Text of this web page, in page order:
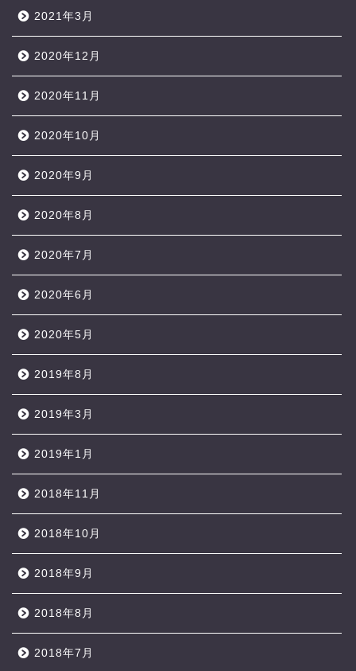
2021年3月
2020年12月
2020年11月
2020年10月
2020年9月
2020年8月
2020年7月
2020年6月
2020年5月
2019年8月
2019年3月
2019年1月
2018年11月
2018年10月
2018年9月
2018年8月
2018年7月